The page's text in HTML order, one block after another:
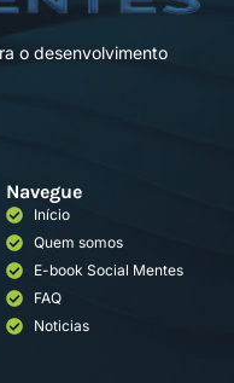
o desenvolvimento
Navegue
Início
Quem somos
E-book Social Mentes
FAQ
Noticias